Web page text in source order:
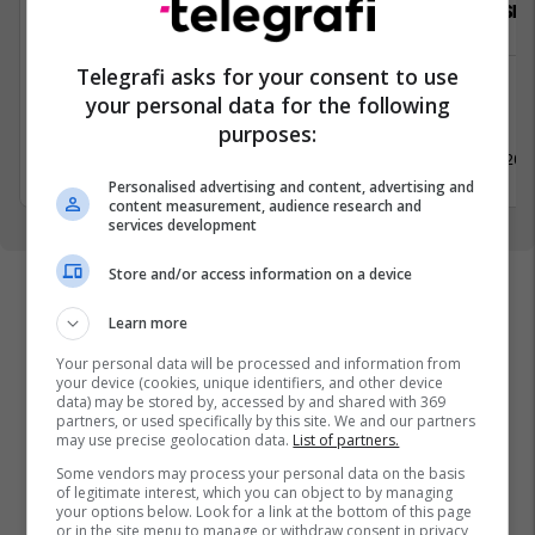
Punëtor/e në market, Arkatare
Shërbime te Klientëve
Agjent i
18 Maj
Telegrafi asks for your consent to use
your personal data for the following
purposes:
Personalised advertising and content, advertising and
content measurement, audience research and
services development
Store and/or access information on a device
Learn more
Your personal data will be processed and information from
your device (cookies, unique identifiers, and other device
data) may be stored by, accessed by and shared with 369
partners, or used specifically by this site. We and our partners
may use precise geolocation data. List of partners.
Some vendors may process your personal data on the basis
of legitimate interest, which you can object to by managing
your options below. Look for a link at the bottom of this page
or in the site menu to manage or withdraw consent in privacy